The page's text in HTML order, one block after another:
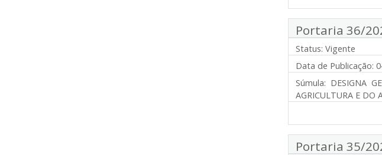
Portaria 36/
Status: Vigente
Data de Publicação:
Súmula: DESIGNA
AGRICULTURA E DO
Portaria 35/